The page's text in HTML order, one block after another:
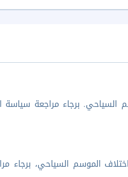
برجاء مراجعة سياسة
الموسم السياحي، برجاء